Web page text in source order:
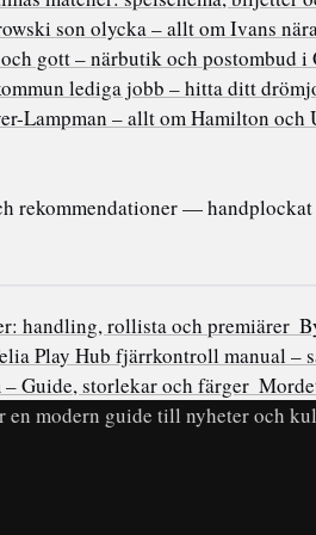
son olycka – allt om Ivans
gott – närbutik och postombud i
lediga jobb – hitta ditt
Lampman – allt om Hamilton och
rekommendationer —
handling, rollista och premiärer
Play Hub fjärrkontroll manual –
– Guide, storlekar och färger
en modern guide till nyheter och